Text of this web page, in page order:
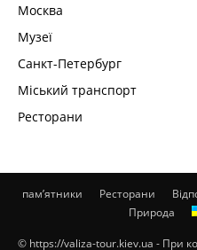
Москва
Музеї
Санкт-Петербург
Міський транспорт
Ресторани
пам’ятники Ресторани
Природа
© https://valiza-tour.kiev.ua - При